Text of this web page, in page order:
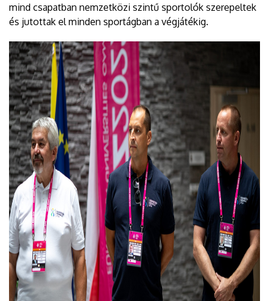
mind csapatban nemzetközi szintű sportolók szerepeltek
és jutottak el minden sportágban a végjátékig.